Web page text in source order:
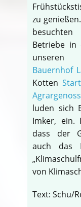
zu
besuchten
Betriebe in
unseren
Bauernhof
Kotten
luden sich
Imker, ein.
dass der
auch das
von
Text: Schu/